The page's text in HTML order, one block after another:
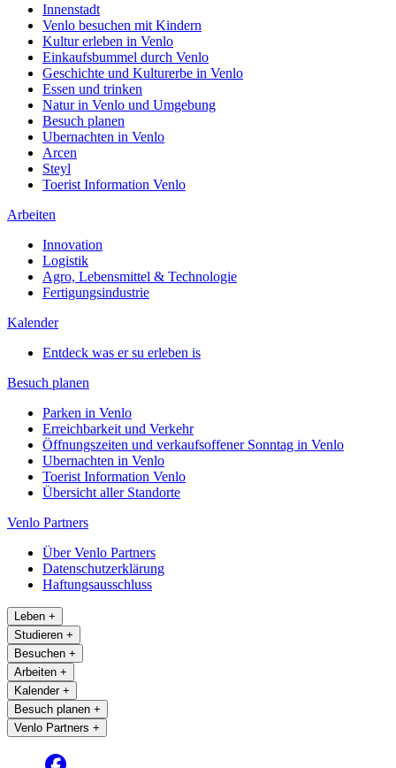
Innenstadt
Venlo besuchen mit Kindern
Kultur erleben in Venlo
Einkaufsbummel durch Venlo
Geschichte und Kulturerbe in Venlo
Essen und trinken
Natur in Venlo und Umgebung
Besuch planen
Ubernachten in Venlo
Arcen
Steyl
Toerist Information Venlo
Arbeiten
Innovation
Logistik
Agro, Lebensmittel & Technologie
Fertigungsindustrie
Kalender
Entdeck was er su erleben is
Besuch planen
Parken in Venlo
Erreichbarkeit und Verkehr
Öffnungszeiten und verkaufsoffener Sonntag in Venlo
Ubernachten in Venlo
Toerist Information Venlo
Übersicht aller Standorte
Venlo Partners
Über Venlo Partners
Datenschutzerklärung
Haftungsausschluss
Leben +
Studieren +
Besuchen +
Arbeiten +
Kalender +
Besuch planen +
Venlo Partners +